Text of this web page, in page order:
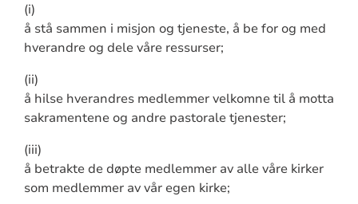
(i)
å stå sammen i misjon og tjeneste, å be for og med
hverandre og dele våre ressurser;
(ii)
å hilse hverandres medlemmer velkomne til å motta
sakramentene og andre pastorale tjenester;
(iii)
å betrakte de døpte medlemmer av alle våre kirker
som medlemmer av vår egen kirke;